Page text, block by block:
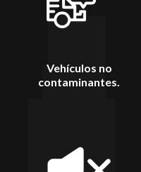
Vehículos no
contaminantes.